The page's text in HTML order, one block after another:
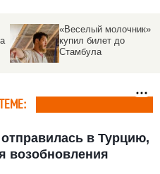
«Веселый молочник»
купил билет до
Стамбула
в Турцию,
возобновления